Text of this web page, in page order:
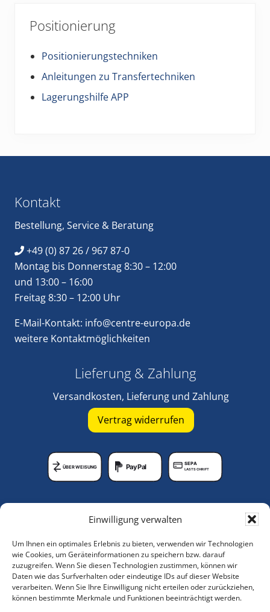
Einwilligung verwalten
Um Ihnen ein optimales Erlebnis zu bieten, verwenden wir Technologien
wie Cookies, um Geräteinformationen zu speichern bzw. darauf
zuzugreifen. Wenn Sie diesen Technologien zustimmen, können wir
Daten wie das Surfverhalten oder eindeutige IDs auf dieser Website
verarbeiten. Wenn Sie Ihre Einwilligung nicht erteilen oder zurückziehen,
können bestimmte Merkmale und Funktionen beeinträchtigt werden.
Positionierung
Positionierungstechniken
Anleitungen zu Transfertechniken
Lagerungshilfe APP
Kontakt
Bestellung, Service & Beratung
+49 (0) 87 26 / 967 87-0
Montag bis Donnerstag 8:30 – 12:00
und 13:00 – 16:00
Freitag 8:30 – 12:00 Uhr
E-Mail-Kontakt: info@centre-europa.de
weitere Kontaktmöglichkeiten
Lieferung & Zahlung
Versandkosten, Lieferung und Zahlung
Vertrag widerrufen
ÜBERWEISUNG PayPal SEPA
LASTSCHRIFT
Unternehmen
Anleitungsvideos
Über uns
Service